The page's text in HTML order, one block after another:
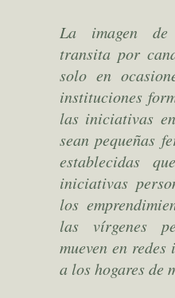
La imagen de
transita por
solo en
instituciones
las iniciativas
sean pequeñas
establecidas
iniciativas
los
las vírgenes
mueven en
a los hogares de